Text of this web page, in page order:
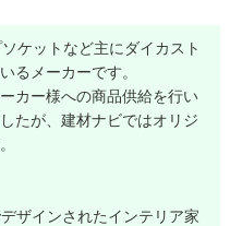
コラム
設計士インタビュー
販売・施工代理店募集
ケットなど主にダイカスト
るメーカーです。
カー様への商品供給を行い
たが、建材ナビではオリジ
ザインされたインテリア家